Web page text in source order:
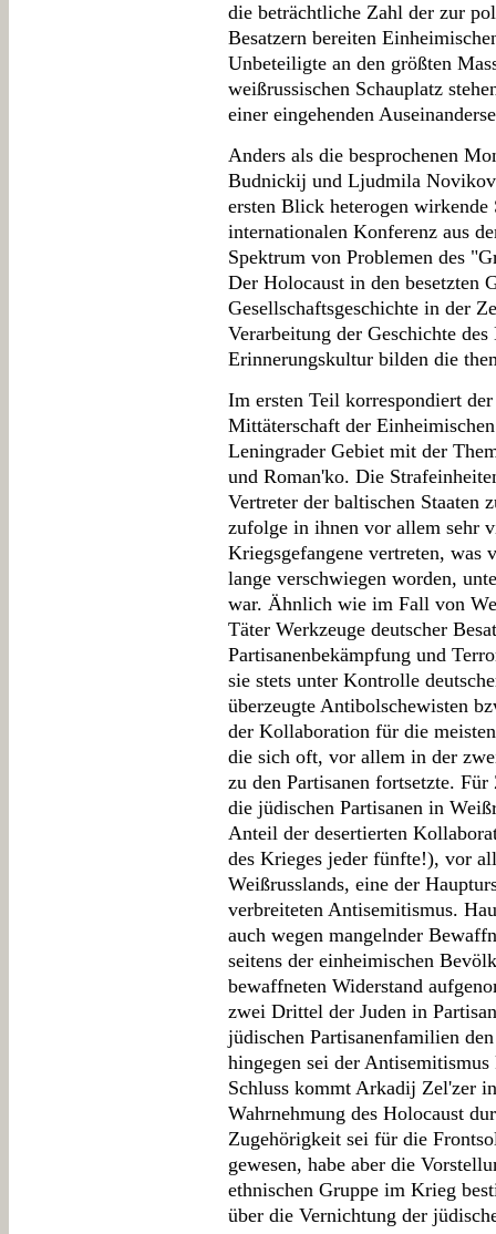
die beträchtliche Zahl der zur
Besatzern bereiten
Unbeteiligte an den größten
weißrussischen Schauplatz
einer eingehenden
Anders als die besprochenen
Budnickij und Ljudmila
ersten Blick heterogen
internationalen Konferenz aus
Spektrum von Problemen des
Der Holocaust in den besetzten
Gesellschaftsgeschichte in der
Verarbeitung der Geschichte
Erinnerungskultur bilden die
Im ersten Teil korrespondiert
Mittäterschaft der
Leningrader Gebiet mit der
und Roman'ko. Die
Vertreter der baltischen Staaten
zufolge in ihnen vor allem sehr
Kriegsgefangene vertreten, was
lange verschwiegen worden,
war. Ähnlich wie im Fall von
Täter Werkzeuge deutscher
Partisanenbekämpfung und
sie stets unter Kontrolle
überzeugte Antibolschewisten
der Kollaboration für die
die sich oft, vor allem in der
zu den Partisanen fortsetzte.
die jüdischen Partisanen in
Anteil der desertierten
des Krieges jeder fünfte!), vor
Weißrusslands, eine der
verbreiteten Antisemitismus.
auch wegen mangelnder
seitens der einheimischen
bewaffneten Widerstand
zwei Drittel der Juden in
jüdischen Partisanenfamilien
hingegen sei der
Schluss kommt Arkadij Zel'zer
Wahrnehmung des Holocaust
Zugehörigkeit sei für die
gewesen, habe aber die
ethnischen Gruppe im Krieg
über die Vernichtung der